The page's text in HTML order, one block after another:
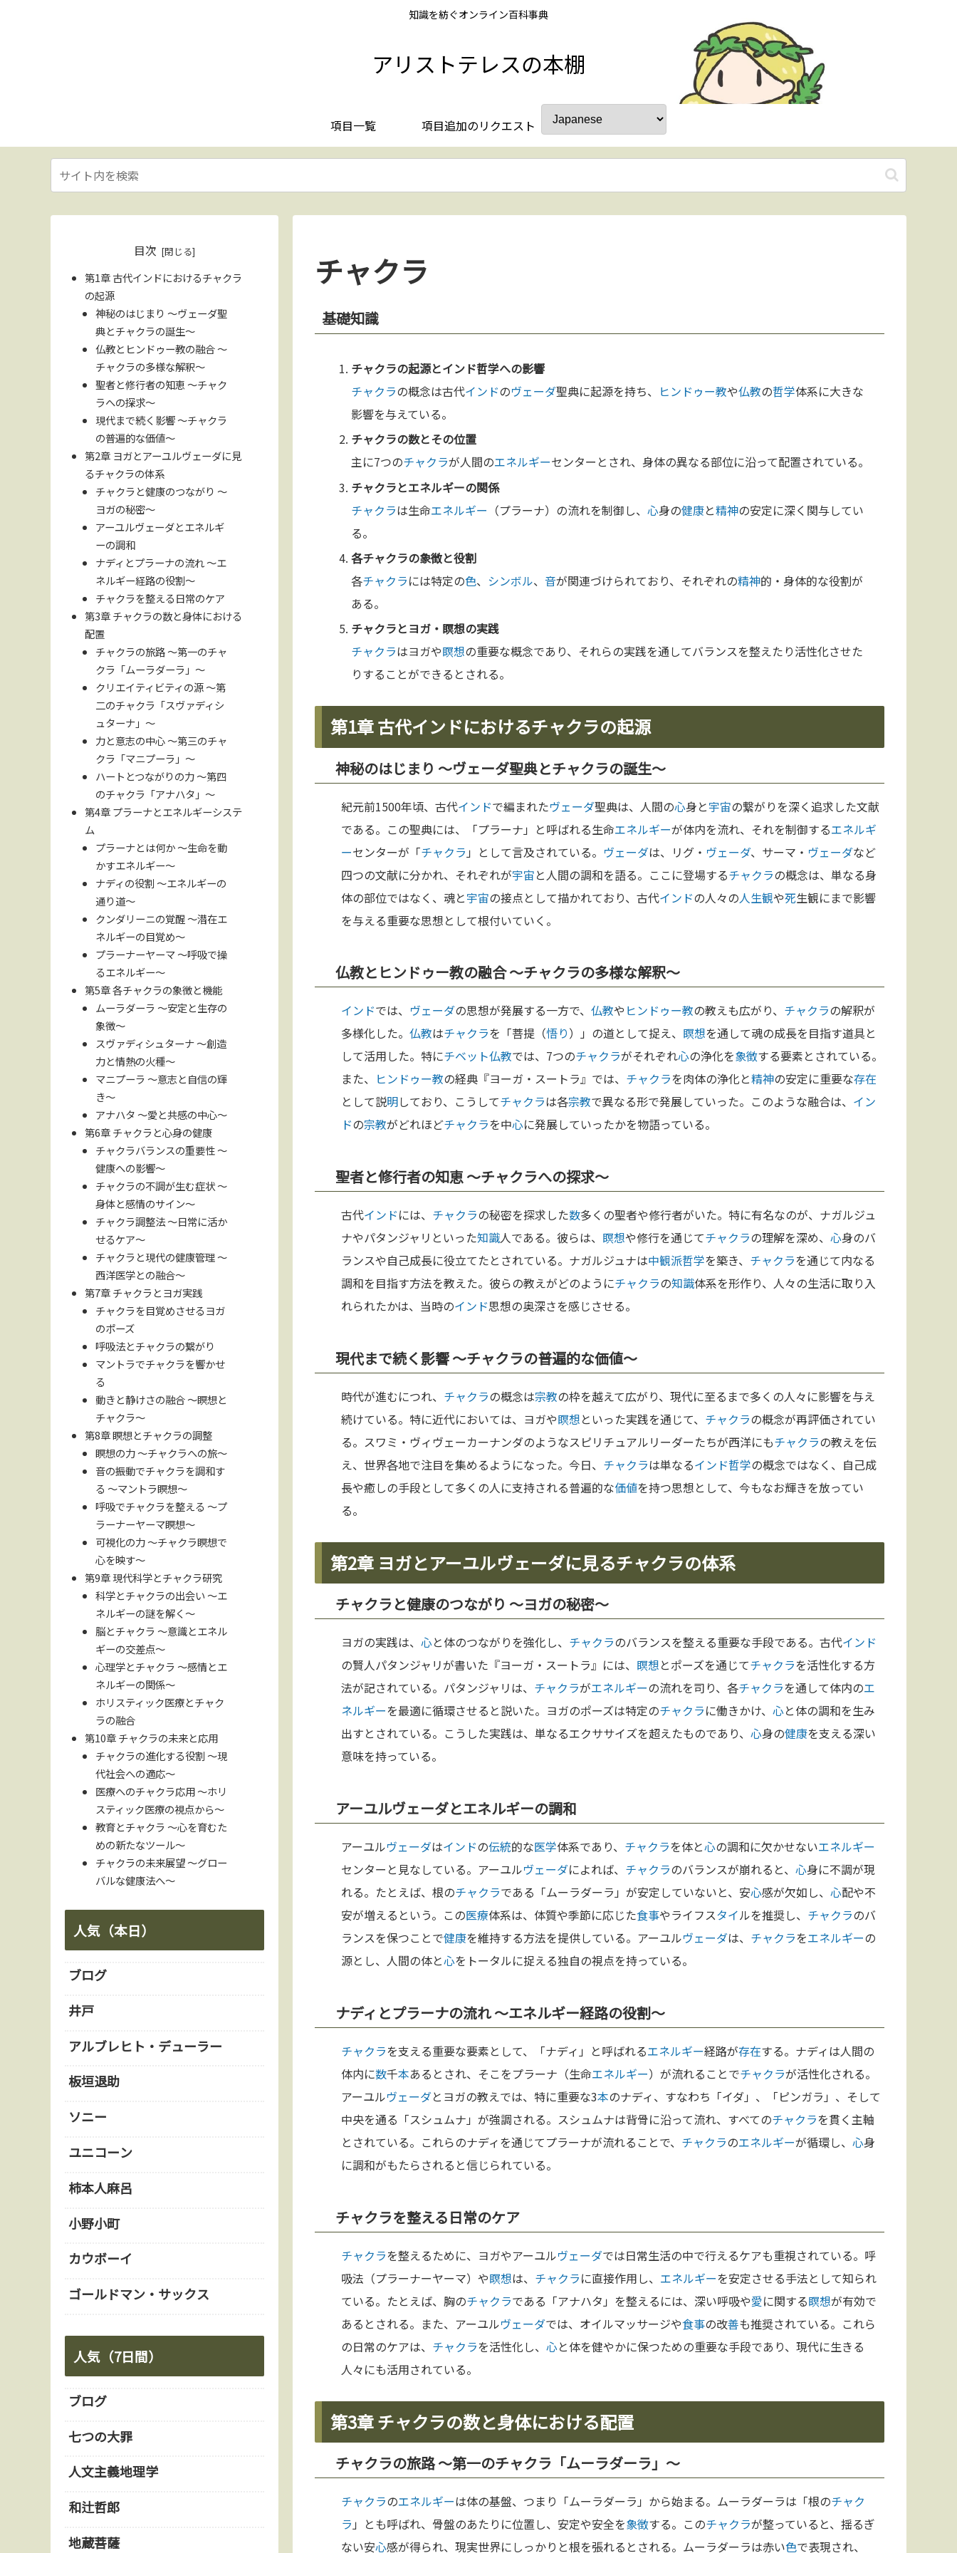
知識を紡ぐオンライン百科事典
アリストテレスの本棚
項目一覧 項目追加のリクエスト
チャクラ
基礎知識
チャクラの起源とインド哲学への影響
チャクラの概念は古代インドのヴェーダ聖典に起源を持ち、 ヒンドゥー教や仏教の哲学体系に大きな
影響を与えている。
チャクラの数とその位置
主に7つのチャクラが人間のエネルギーセンターとされ、身体の異なる部位に沿って配置されている。
チャクラとエネルギーの関係
チャクラは生命エネルギー （プラーナ）の流れを制御し、心身の健康と精神の安定に深く関与してい
る。
各チャクラの象徴と役割
各チャクラには特定の色、 シンボル、音が関連づけられており、それぞれの精神的・身体的な役割が
ある。
チャクラとヨガ・ 瞑想の実践
チャクラはヨガや瞑想の重要な概念であり、それらの実践を通してバランスを整えたり活性化させた
りすることができるとされる。
第1章 古代インドにおけるチャクラの起源
神秘のはじまり 〜ヴェーダ聖典とチャクラの誕生〜
紀元前1500年頃、古代インドで編まれたヴェーダ聖典は、人間の心身と宇宙の繋がりを深く追求した文献
である。この聖典には、「プラーナ」と呼ばれる生命エネルギーが体内を流れ、それを制御するエネルギ
ーセンターが「チャクラ 」として言及されている。 ヴェーダは、リグ・ ヴェーダ、サーマ・ ヴェーダなど
四つの文献に分かれ、それぞれが宇宙と人間の調和を語る。ここに登場するチャクラの概念は、単なる身
体の部位ではなく、魂と宇宙の接点として描かれており、古代インドの人々の人生観や死生観にまで影響
を与える重要な思想として根付いていく。
仏教とヒンドゥー教の融合 〜チャクラの多様な解釈〜
インドでは、 ヴェーダの思想が発展する一方で、 仏教や ヒンドゥー教の教えも広がり、 チャクラの解釈が
多様化した。 仏教はチャクラを「菩提（悟り）」の道として捉え、 瞑想を通して魂の成長を目指す道具と
して活用した。特にチベット仏教では、7つのチャクラがそれぞれ心の浄化を象徴する要素とされている。
また、 ヒンドゥー教の経典『ヨーガ・スートラ』では、 チャクラを肉体の浄化と精神の安定に重要な存在
として説明しており、こうしてチャクラは各宗教で異なる形で発展していった。このような融合は、 イン
ドの宗教がどれほどチャクラを中心に発展していったかを物語っている。
聖者と修行者の知恵 〜チャクラへの探求〜
古代インドには、 チャクラの秘密を探求した数多くの聖者や修行者がいた。特に有名なのが、ナガルジュ
ナやパタンジャリといった知識人である。彼らは、 瞑想や修行を通じてチャクラの理解を深め、 心身のバ
ランスや自己成長に役立てたとされている。ナガルジュナは中観派哲学を築き、 チャクラを通じて内なる
調和を目指す方法を教えた。彼らの教えがどのようにチャクラの知識体系を形作り、人々の生活に取り入
れられたかは、当時のインド思想の奥深さを感じさせる。
現代まで続く影響 〜チャクラの普遍的な価値〜
時代が進むにつれ、 チャクラの概念は宗教の枠を越えて広がり、現代に至るまで多くの人々に影響を与え
続けている。特に近代においては、ヨガや瞑想といった実践を通じて、 チャクラの概念が再評価されてい
る。スワミ・ヴィヴェーカーナンダのようなスピリチュアルリーダーたちが西洋にもチャクラの教えを伝
え、世界各地で注目を集めるようになった。今日、 チャクラは単なるインド哲学の概念ではなく、自己成
長や癒しの手段として多くの人に支持される普遍的な価値を持つ思想として、今もなお輝きを放ってい
る。
第2章 ヨガとアーユルヴェーダに見るチャクラの体系
チャクラと健康のつながり 〜ヨガの秘密〜
ヨガの実践は、 心と体のつながりを強化し、 チャクラのバランスを整える重要な手段である。古代インド
の賢人パタンジャリが書いた『ヨーガ・スートラ』には、 瞑想とポーズを通じてチャクラを活性化する方
法が記されている。パタンジャリは、 チャクラがエネルギーの流れを司り、各チャクラを通して体内のエ
ネルギーを最適に循環させると説いた。ヨガのポーズは特定のチャクラに働きかけ、 心と体の調和を生み
出すとされている。こうした実践は、単なるエクササイズを超えたものであり、 心身の健康を支える深い
意味を持っている。
アーユルヴェーダとエネルギーの調和
アーユルヴェーダはインドの伝統的な医学体系であり、 チャクラを体と心の調和に欠かせないエネルギー
センターと見なしている。アーユルヴェーダによれば、 チャクラのバランスが崩れると、 心身に不調が現
れる。たとえば、根のチャクラである「ムーラダーラ」が安定していないと、安心感が欠如し、 心配や不
安が増えるという。この医療体系は、体質や季節に応じた食事やライフスタイルを推奨し、 チャクラのバ
ランスを保つことで健康を維持する方法を提供している。アーユルヴェーダは、 チャクラをエネルギーの
源とし、人間の体と心をトータルに捉える独自の視点を持っている。
ナディとプラーナの流れ 〜エネルギー経路の役割〜
チャクラを支える重要な要素として、「ナディ」と呼ばれるエネルギー経路が存在する。ナディは人間の
体内に数千本あるとされ、そこをプラーナ（生命エネルギー）が流れることでチャクラが活性化される。
アーユルヴェーダとヨガの教えでは、特に重要な3本のナディ、すなわち「イダ」、「ピンガラ」、そして
中央を通る「スシュムナ」が強調される。スシュムナは背骨に沿って流れ、すべてのチャクラを貫く主軸
とされている。これらのナディを通じてプラーナが流れることで、 チャクラのエネルギーが循環し、 心身
に調和がもたらされると信じられている。
チャクラを整える日常のケア
チャクラを整えるために、ヨガやアーユルヴェーダでは日常生活の中で行えるケアも重視されている。呼
吸法（プラーナーヤーマ）や瞑想は、 チャクラに直接作用し、 エネルギーを安定させる手法として知られ
ている。たとえば、胸のチャクラである「アナハタ」を整えるには、深い呼吸や愛に関する瞑想が有効で
あるとされる。また、アーユルヴェーダでは、オイルマッサージや食事の改善も推奨されている。これら
の日常のケアは、 チャクラを活性化し、 心と体を健やかに保つための重要な手段であり、現代に生きる
人々にも活用されている。
第3章 チャクラの数と身体における配置
チャクラの旅路 〜第一のチャクラ「ムーラダーラ」〜
チャクラのエネルギーは体の基盤、つまり「ムーラダーラ」から始まる。ムーラダーラは「根のチャク
ラ 」とも呼ばれ、骨盤のあたりに位置し、安定や安全を象徴する。このチャクラが整っていると、揺るぎ
ない安心感が得られ、現実世界にしっかりと根を張れるとされる。ムーラダーラは赤い色で表現され、
目次
第1章 古代インドにおけるチャクラ
の起源
神秘のはじまり 〜ヴェーダ聖
典とチャクラの誕生〜
仏教とヒンドゥー教の融合 〜
チャクラの多様な解釈〜
聖者と修行者の知恵 〜チャク
ラへの探求〜
現代まで続く影響 〜チャクラ
の普遍的な価値〜
第2章 ヨガとアーユルヴェーダに見
るチャクラの体系
チャクラと健康のつながり 〜
ヨガの秘密〜
アーユルヴェーダとエネルギ
ーの調和
ナディとプラーナの流れ 〜エ
ネルギー経路の役割〜
チャクラを整える日常のケア
第3章 チャクラの数と身体における
配置
チャクラの旅路 〜第一のチャ
クラ「ムーラダーラ」〜
クリエイティビティの源 〜第
二のチャクラ「スヴァディシ
ュターナ」〜
力と意志の中心 〜第三のチャ
クラ「マニプーラ」〜
ハートとつながりの力 〜第四
のチャクラ「アナハタ」〜
第4章 プラーナとエネルギーシステ
ム
プラーナとは何か 〜生命を動
かすエネルギー〜
ナディの役割 〜エネルギーの
通り道〜
クンダリーニの覚醒 〜潜在エ
ネルギーの目覚め〜
プラーナーヤーマ 〜呼吸で操
るエネルギー〜
第5章 各チャクラの象徴と機能
ムーラダーラ 〜安定と生存の
象徴〜
スヴァディシュターナ 〜創造
力と情熱の火種〜
マニプーラ 〜意志と自信の輝
き〜
アナハタ 〜愛と共感の中心〜
第6章 チャクラと心身の健康
チャクラバランスの重要性 〜
健康への影響〜
チャクラの不調が生む症状 〜
身体と感情のサイン〜
チャクラ調整法 〜日常に活か
せるケア〜
チャクラと現代の健康管理 〜
西洋医学との融合〜
第7章 チャクラとヨガ実践
チャクラを目覚めさせるヨガ
のポーズ
呼吸法とチャクラの繋がり
マントラでチャクラを響かせ
る
動きと静けさの融合 〜瞑想と
チャクラ〜
第8章 瞑想とチャクラの調整
瞑想の力 〜チャクラへの旅〜
音の振動でチャクラを調和す
る 〜マントラ瞑想〜
呼吸でチャクラを整える 〜プ
ラーナーヤーマ瞑想〜
可視化の力 〜チャクラ瞑想で
心を映す〜
第9章 現代科学とチャクラ研究
科学とチャクラの出会い 〜エ
ネルギーの謎を解く〜
脳とチャクラ 〜意識とエネル
ギーの交差点〜
心理学とチャクラ 〜感情とエ
ネルギーの関係〜
ホリスティック医療とチャク
ラの融合
第10章 チャクラの未来と応用
チャクラの進化する役割 〜現
代社会への適応〜
医療へのチャクラ応用 〜ホリ
スティック医療の視点から〜
教育とチャクラ 〜心を育むた
めの新たなツール〜
チャクラの未来展望 〜グロー
バルな健康法へ〜
人気（本日）
ブログ
井戸
アルブレヒト・デューラー
板垣退助
ソニー
ユニコーン
柿本人麻呂
小野小町
カウボーイ
ゴールドマン・サックス
人気（7日間）
ブログ
七つの大罪
人文主義地理学
和辻哲郎
地蔵菩薩